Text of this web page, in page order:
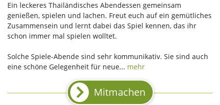
Ein leckeres Thailändisches Abendessen gemeinsam
genießen, spielen und lachen. Freut euch auf ein gemütliches
Zusammensein und lernt dabei das Spiel kennen, das ihr
schon immer mal spielen wolltet.
Solche Spiele-Abende sind sehr kommunikativ. Sie sind auch
eine schöne Gelegenheit für neue... mehr
Mitmachen